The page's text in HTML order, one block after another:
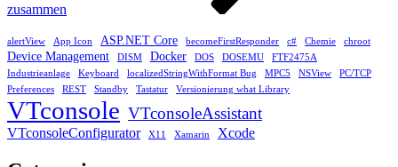
zusammen
alertView App Icon ASP.NET Core becomeFirstResponder c# Chemie chroot
Device Management DISM Docker DOS DOSEMU
FTF2475A
Industrieanlage
Keyboard localizedStringWithFormat Bug MPC5 NSView
PC/TCP
Preferences
REST Standby Tastatur Versionierung what Library
VTconsole VTconsoleAssistant
VTconsoleConfigurator X11 Xamarin Xcode